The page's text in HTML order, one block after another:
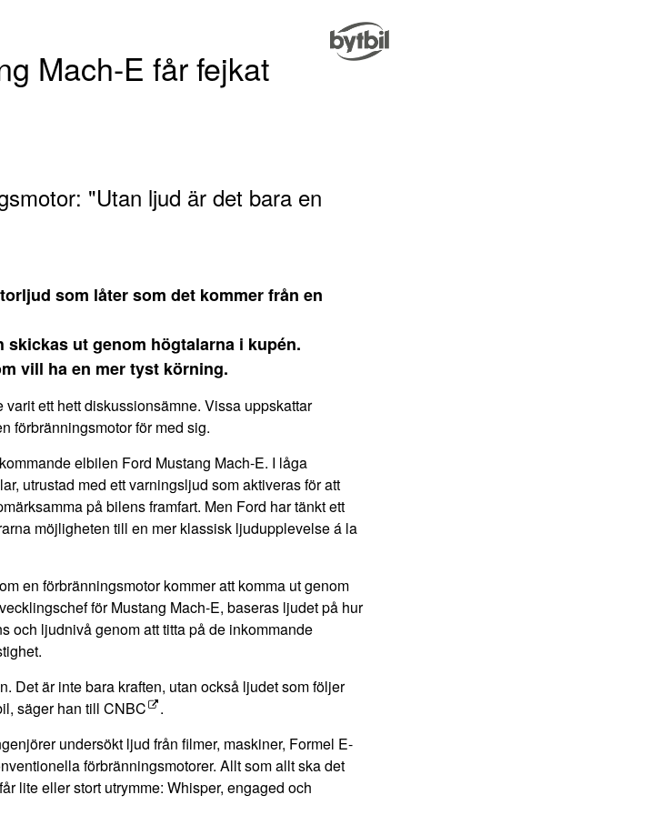
Mach-E får fejkat
"Utan ljud är det bara en
som låter som det kommer från en
ut genom högtalarna i kupén.
vill ha en mer tyst körning.
ett hett diskussionsämne. Vissa uppskattar
förbränningsmotor för med sig.
elbilen Ford Mustang Mach-E. I låga
utrustad med ett varningsljud som aktiveras för att
på bilens framfart. Men Ford har tänkt ett
möjligheten till en mer klassisk ljudupplevelse á la
en förbränningsmotor kommer att komma ut genom
för Mustang Mach-E, baseras ljudet på hur
och ljudnivå genom att titta på de inkommande
Det är inte bara kraften, utan också ljudet som följer
säger han till CNBC
.
undersökt ljud från filmer, maskiner, Formel E-
förbränningsmotorer. Allt som allt ska det
lite eller stort utrymme: Whisper, engaged och